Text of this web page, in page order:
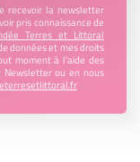
recevoir la newsletter
pris connaissance de
Terres et Littoral
données et mes droits
moment à l’aide des
Newsletter ou en nous